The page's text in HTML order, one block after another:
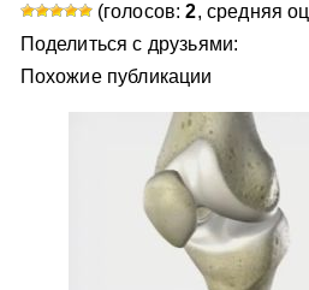
(голосов:2, средняя
Поделиться с друзьями:
Похожие публикации